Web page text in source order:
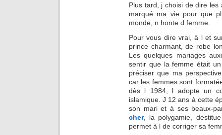
Plus tard, j choisi de dire
marqué ma vie pour que
monde, n honte d femme.
Pour vous dire vrai, à l et
prince charmant, de robe
Les quelques mariages
sentir que la femme était
préciser que ma
car les femmes sont
dès l 1984, l adopte un
islamique. J 12 ans à cette
son mari et à ses beaux-
cher, la polygamie,
permet à l de corriger sa